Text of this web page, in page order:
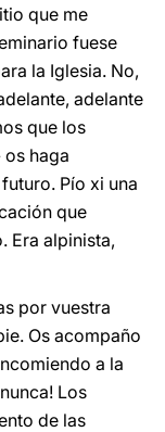
que me
fuese
la Iglesia. No,
adelante
que los
os haga
Pío xi una
que
Era alpinista,
por vuestra
Os acompaño
a la
Los
de las